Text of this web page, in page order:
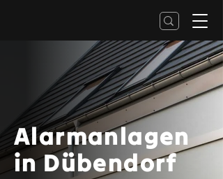
Alarmanlagen
in Dübendorf